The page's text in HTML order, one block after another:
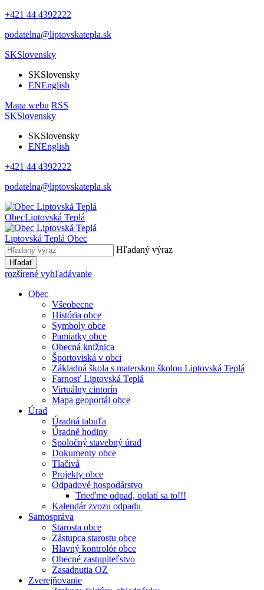
+421 44 4392222
podatelna@liptovskatepla.sk
SKSlovensky
SKSlovensky
ENEnglish
Mapa webu RSS
SKSlovensky
SKSlovensky
ENEnglish
+421 44 4392222
podatelna@liptovskatepla.sk
ObecLiptovská Teplá
Liptovská Teplá Obec
Hľadaný výraz
Hľadať
rozšírené vyhľadávanie
Obec
Všeobecne
História obce
Symboly obce
Pamiatky obce
Obecná knižnica
Športoviská v obci
Základná škola s materskou školou Liptovská Teplá
Farnosť Liptovská Teplá
Virtuálny cintorín
Mapa geoportál obce
Úrad
Úradná tabuľa
Úradné hodiny
Spoločný stavebný úrad
Dokumenty obce
Tlačivá
Projekty obce
Odpadové hospodárstvo
Trieďme odpad, oplatí sa to!!!
Kalendár zvozu odpadu
Samospráva
Starosta obce
Zástupca starostu obce
Hlavný kontrolór obce
Obecné zastupiteľstvo
Zasadnutia OZ
Zverejňovanie